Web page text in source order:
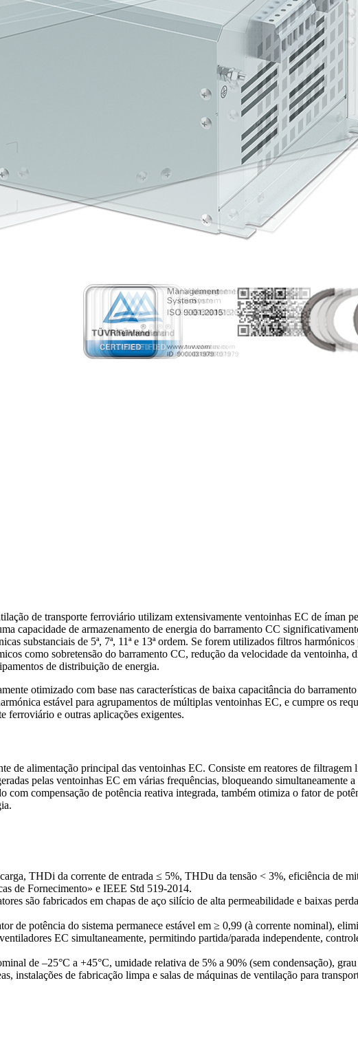
de transporte ferroviário utilizam extensivamente ventoinhas EC de íman
capacidade de armazenamento de energia do barramento CC
substanciais de 5ª, 7ª, 11ª e 13ª ordem. Se forem utilizados filtros
como sobretensão do barramento CC, redução da velocidade da ventoinha,
de distribuição de energia.
otimizado com base nas características de baixa capacitância do
estável para agrupamentos de múltiplas ventoinhas EC, e cumpre os
ferroviário e outras aplicações exigentes.
de alimentação principal das ventoinhas EC. Consiste em reatores de
pelas ventoinhas EC em várias frequências, bloqueando simultaneamente
com compensação de potência reativa integrada, também otimiza o fator de
THDi da corrente de entrada ≤ 5%, THDu da tensão < 3%, eficiência de
de Fornecimento» e IEEE Std 519-2014.
são fabricados em chapas de aço silício de alta permeabilidade e baixas
de potência do sistema permanece estável em ≥ 0,99 (à corrente nominal),
EC simultaneamente, permitindo partida/parada independente,
de –25°C a +45°C, umidade relativa de 5% a 90% (sem condensação),
instalações de fabricação limpa e salas de máquinas de ventilação para